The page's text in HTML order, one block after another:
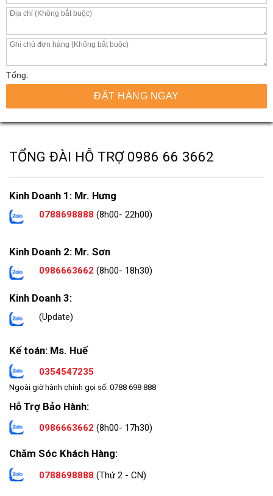
Tổng:
ĐẶT HÀNG NGAY
TỔNG ĐÀI HỖ TRỢ 0986 66 3662
Kinh Doanh 1: Mr. Hưng
0788698888 (8h00- 22h00)
Kinh Doanh 2: Mr. Sơn
0986663662 (8h00- 18h30)
Kinh Doanh 3:
(Update)
Kế toán: Ms. Huế
0354547235
Ngoài giờ hành chính gọi số: 0788 698 888
Hỗ Trợ Bảo Hành:
0986663662 (8h00- 17h30)
Chăm Sóc Khách Hàng:
0788698888 (Thứ 2 - CN)